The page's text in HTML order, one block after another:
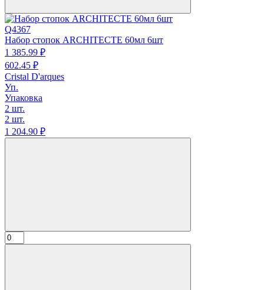
Q4367
Набор стопок ARCHITECTE 60мл 6шт
1 385.99 ₽
602.45 ₽
Cristal D'arques
Уп.
Упаковка
2 шт.
2 шт.
1 204.90 ₽